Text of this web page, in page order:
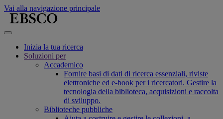
Vai alla navigazione principale
Inizia la tua ricerca
Soluzioni per
Accademico
Fornire basi di dati di ricerca essenziali, riviste
elettroniche ed e-book per i ricercatori. Gestire la
tecnologia della biblioteca, acquisizioni e raccolta
di sviluppo.
Biblioteche pubbliche